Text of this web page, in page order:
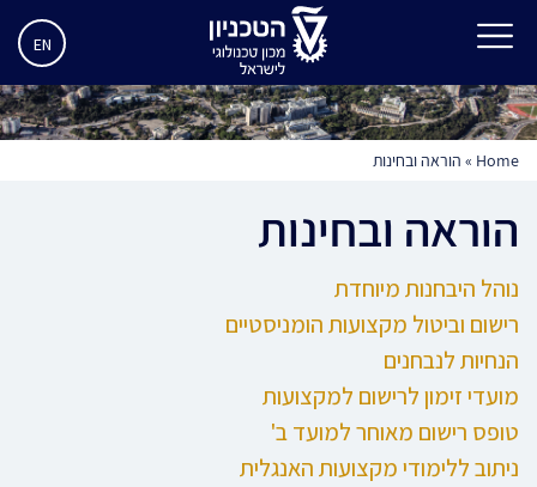
EN
Home
» הוראה ובחינות
הוראה ובחינות
נוהל היבחנות מיוחדת
רישום וביטול מקצועות הומניסטיים
הנחיות לנבחנים
מועדי זימון לרישום למקצועות
טופס רישום מאוחר למועד ב'
ניתוב ללימודי מקצועות האנגלית